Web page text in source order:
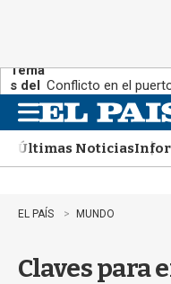
Tema
s del
día:
Conflicto en el
n
uÚltimas Noticias
EL PAÍS MUNDO
Claves para